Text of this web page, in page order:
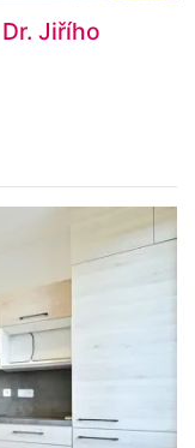
Jiřího